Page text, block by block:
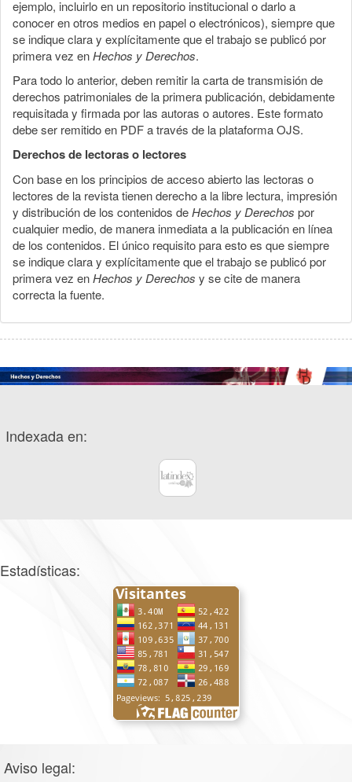
ejemplo, incluirlo en un repositorio institucional o darlo a
conocer en otros medios en papel o electrónicos), siempre que
se indique clara y explícitamente que el trabajo se publicó por
primera vez enHechos y Derechos.
Para todo lo anterior, deben remitir la carta de transmisión de
derechos patrimoniales de la primera publicación, debidamente
requisitada y firmada por las autoras o autores. Este formato
debe ser remitido en PDF a través de la plataforma OJS.
Derechos de lectoras o lectores
Con base en los principios de acceso abierto las lectoras o
lectores de la revista tienen derecho a la libre lectura, impresión
y distribución de los contenidos deHechos y Derechos por
cualquier medio, de manera inmediata a la publicación en línea
de los contenidos. El único requisito para esto es que siempre
se indique clara y explícitamente que el trabajo se publicó por
primera vez enHechos y Derechos y se cite de manera
correcta la fuente.
Indexada en:
Estadísticas:
Aviso legal: